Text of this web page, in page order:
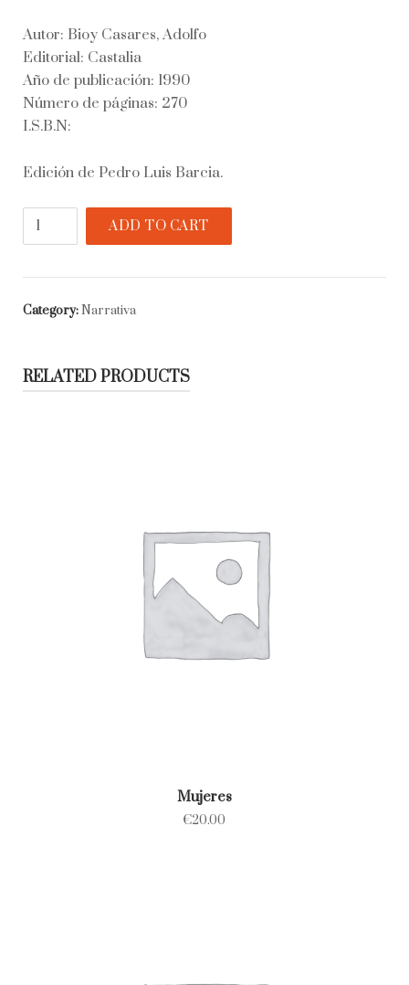
Autor: Bioy Casares, Adolfo
Editorial: Castalia
Año de publicación: 1990
Número de páginas: 270
I.S.B.N:
Edición de Pedro Luis Barcia.
quantity
ADD TO CART
Category:Narrativa
RELATED PRODUCTS
Mujeres
€20.00